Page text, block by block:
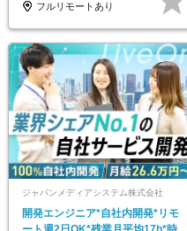
フルリモートあり
ジャパンメディアシステム株式会社
開発エンジニア*自社内開発*リモ